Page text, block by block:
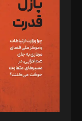
مصطفی مسجدی آرانی،
رستمی،مصطفی باستان
ویرایش: نگار استاد‌‌آقا
طراح یونیفرم: مجید توکلی
فیلمبرداری و عکاسی:
گرافیک و صفحه‌آرایی:
مد‌یر توسعه تجاری: کامبیز
امور مالی: شاپور